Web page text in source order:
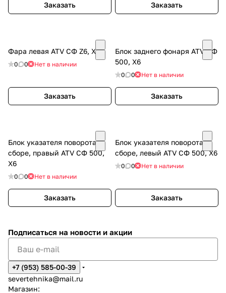
Заказать Заказать
Фара левая ATV СФ Z6, X8
0 0 Нет в наличии
Заказать
Блок заднего фонаря ATV СФ
500, X6
0 0 Нет в наличии
Заказать
Блок указателя поворота в
сборе, правый ATV СФ 500,
X6
0 0 Нет в наличии
Заказать
Блок указателя поворота в
сборе, левый ATV СФ 500, X6
0 0 Нет в наличии
Заказать
Подписаться на новости и акции
+7 (953) 585-00-39
severtehnika@mail.ru
Магазин: